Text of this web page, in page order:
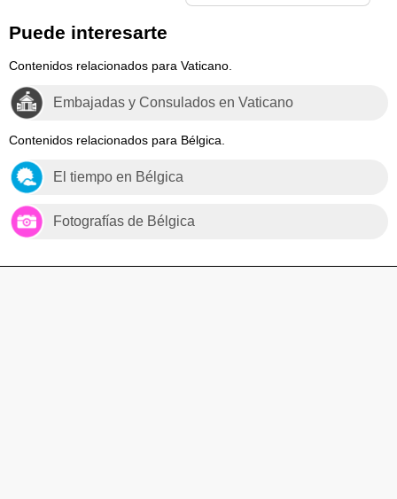
Puede interesarte
Contenidos relacionados para Vaticano.
Embajadas y Consulados en Vaticano
Contenidos relacionados para Bélgica.
El tiempo en Bélgica
Fotografías de Bélgica